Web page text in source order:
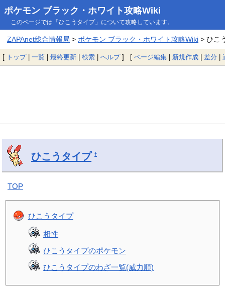
ポケモン ブラック・ホワイト攻略Wiki
このページでは「ひこうタイプ」について攻略しています。
ZAPAnet総合情報局 > ポケモン ブラック・ホワイト攻略Wiki> ひこ
[ トップ| 一覧 | 最終更新 | 検索 | ヘルプ] [ ページ編集 | 新規作成 | 差分 |
ひこうタイプ †
TOP
ひこうタイプ
相性
ひこうタイプのポケモン
ひこうタイプのわざ一覧(威力順)